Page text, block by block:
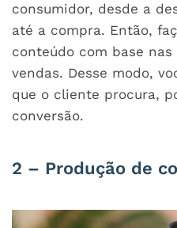
consumidor, desde a
até a compra. Então,
conteúdo com base
vendas. Desse modo,
que o cliente procura,
conversão.
2 – Produção de